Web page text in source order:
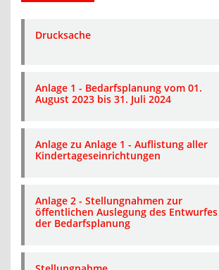
Drucksache
Anlage 1 - Bedarfsplanung vom 01.
August 2023 bis 31. Juli 2024
Anlage zu Anlage 1 - Auflistung aller
Kindertageseinrichtungen
Anlage 2 - Stellungnahmen zur
öffentlichen Auslegung des Entwurfes
der Bedarfsplanung